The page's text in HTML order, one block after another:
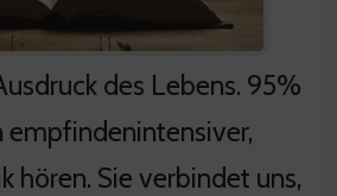
des Lebens. 95%
empfindenintensiver,
hören. Sie verbindet uns,